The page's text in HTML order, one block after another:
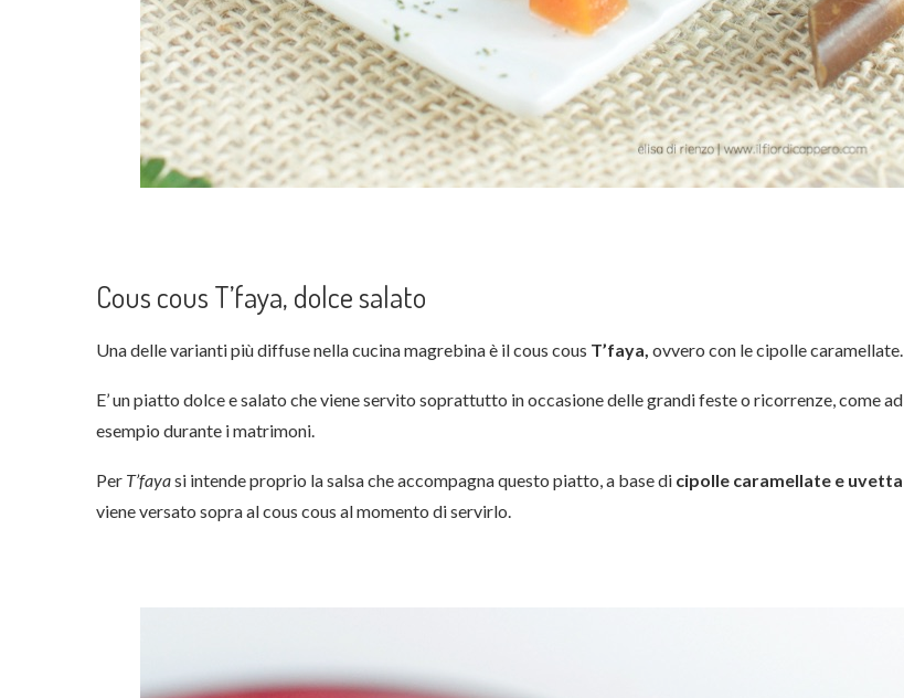
Cous cous T’faya, dolce salato
Una delle varianti più diffuse nella cucina magrebina è il cous cous T’faya, ovvero con le cipolle caramellate.
E’ un piatto dolce e salato che viene servito soprattutto in occasione delle grandi feste o ricorrenze, come ad
esempio durante i matrimoni.
Per T’fayasi intende proprio la salsa che accompagna questo piatto, a base di cipolle caramellate e uvetta
viene versato sopra al cous cous al momento di servirlo.